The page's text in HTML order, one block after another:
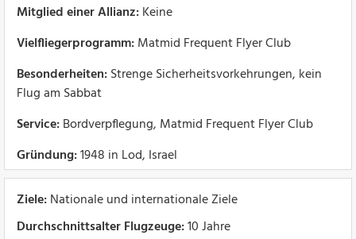
Mitglied einer Allianz:Keine
Vielfliegerprogramm:Matmid Frequent Flyer Club
Besonderheiten:Strenge Sicherheitsvorkehrungen, kein
Flug am Sabbat
Service:Bordverpflegung, Matmid Frequent Flyer Club
Gründung:1948 in Lod, Israel
Ziele:Nationale und internationale Ziele
Durchschnittsalter Flugzeuge:10 Jahre